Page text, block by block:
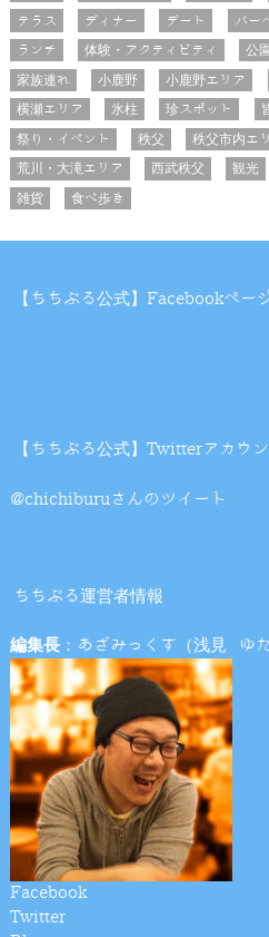
テラス
ディナー デート バー
ランチ
体験・アクティビティ 公園
家族連れ
小鹿野 小鹿野エリア
横瀬エリア
氷柱 珍スポット
祭り・イベント
秩父 秩父市内エ
荒川・大滝エリア
西武秩父 観光
雑貨
食べ歩き
【ちちぶる公式】Facebookペー
【ちちぶる公式】Twitterアカウ
@chichiburuさんのツイート
ちちぶる運営者情報
編集長：あざみっくす（浅見 ゆた
Facebook
Twitter